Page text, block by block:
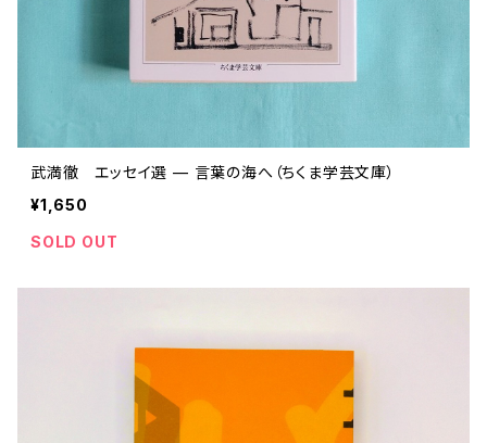
武満徹 エッセイ選 — 言葉の海へ（ちくま学芸文庫）
¥1,650
SOLD OUT